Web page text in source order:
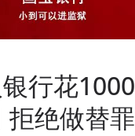
行花
拒绝做替